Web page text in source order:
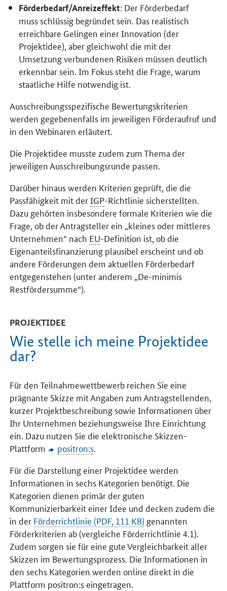
Förderbedarf/Anreizeffekt: Der Förderbedarf
muss schlüssig begründet sein. Das realistisch
erreichbare Gelingen einer Innovation (der
Projektidee), aber gleichwohl die mit der
Umsetzung verbundenen Risiken müssen deutlich
erkennbar sein. Im Fokus steht die Frage, warum
staatliche Hilfe notwendig ist.
Ausschreibungsspezifische Bewertungskriterien
werden gegebenenfalls im jeweiligen Förderaufruf und
in den Webinaren erläutert.
Die Projektidee musste zudem zum Thema der
jeweiligen Ausschreibungsrunde passen.
Darüber hinaus werden Kriterien geprüft, die die
Passfähigkeit mit derIGP-Richtlinie sicherstellten.
Dazu gehörten insbesondere formale Kriterien wie die
Frage, ob der Antragsteller ein „kleines oder mittleres
Unternehmen“ nach EU-Definition ist, ob die
Eigenanteilsfinanzierung plausibel erscheint und ob
andere Förderungen dem aktuellen Förderbedarf
entgegenstehen (unter anderem „De-minimis
Restfördersumme“).
PROJEKTIDEE
Wie stelle ich meine Projektidee
dar?
Für den Teilnahmewettbewerb reichen Sie eine
prägnante Skizze mit Angaben zum Antragstellenden,
kurzer Projektbeschreibung sowie Informationen über
Ihr Unternehmen beziehungsweise Ihre Einrichtung
ein. Dazu nutzen Sie die elektronische Skizzen-
Plattform
positron:s.
Für die Darstellung einer Projektidee werden
Informationen in sechs Kategorien benötigt. Die
Kategorien dienen primär der guten
Kommunizierbarkeit einer Idee und decken zudem die
in der Förderrichtlinie (PDF, 111 KB) genannten
Förderkriterien ab (vergleiche Förderrichtlinie 4.1).
Zudem sorgen sie für eine gute Vergleichbarkeit aller
Skizzen im Bewertungsprozess. Die Informationen in
den sechs Kategorien werden online direkt in die
Plattform positron:s eingetragen.